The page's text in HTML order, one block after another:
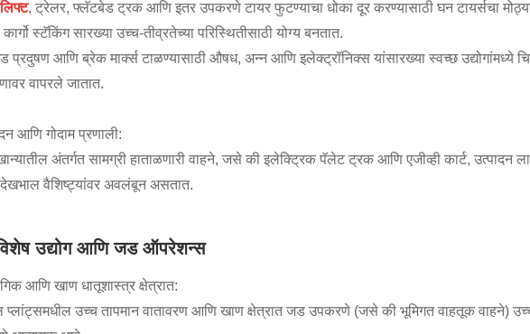
, ट्रेलर, फ्लॅटबेड ट्रक आणि इतर उपकरणे टायर फुटण्याचा धोका दूर करण्यासाठी घन टायर्सचा
स्टॅकिंग सारख्या उच्च-तीव्रतेच्या परिस्थितीसाठी योग्य बनतात.
प्रदुषण आणि ब्रेक मार्क्स टाळण्यासाठी औषध, अन्न आणि इलेक्ट्रॉनिक्स यांसारख्या स्वच्छ उद्योगांमध्ये
वापरले जातात.
आणि गोदाम प्रणाली:
अंतर्गत सामग्री हाताळणारी वाहने, जसे की इलेक्ट्रिक पॅलेट ट्रक आणि एजीव्ही कार्ट, उत्पादन
वैशिष्ट्यांवर अवलंबून असतात.
उद्योग आणि जड ऑपरेशन्स
आणि खाण धातूशास्त्र क्षेत्रात:
प्लांट्समधील उच्च तापमान वातावरण आणि खाण क्षेत्रात जड उपकरणे (जसे की भूमिगत वाहतूक वाहने)